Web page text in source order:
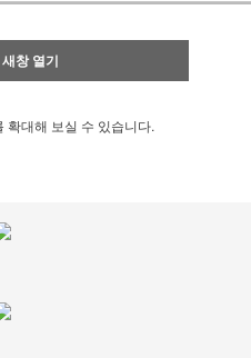
창 열기
확대해 보실 수 있습니다.